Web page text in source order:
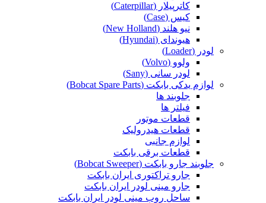
کاترپیلار (Caterpillar)
کیس (Case)
نیو هلند (New Holland)
هیوندای (Hyundai)
لودر (Loader)
ولوو (Volvo)
لودر سانی (Sany)
لوازم یدکی بابکت (Bobcat Spare Parts)
جلوبند ها
فیلتر ها
قطعات موتور
قطعات هیدرولیک
لوازم جانبی
قطعات برقی بابکت
جلوبند جارو بابکت (Bobcat Sweeper)
جارو تراکتوری ایران بابکت
جارو مینی لودر ایران بابکت
ساحل روب مینی لودر ایران بابکت